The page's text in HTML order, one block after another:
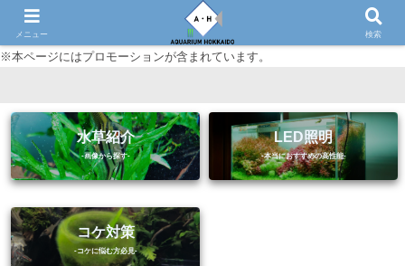
初心者に優しいアクアリウム（熱帯魚・水草等）情報サイト
※本ページにはプロモーションが含まれています。
水草紹介 LED照明
コケ対策
メニュー 検索